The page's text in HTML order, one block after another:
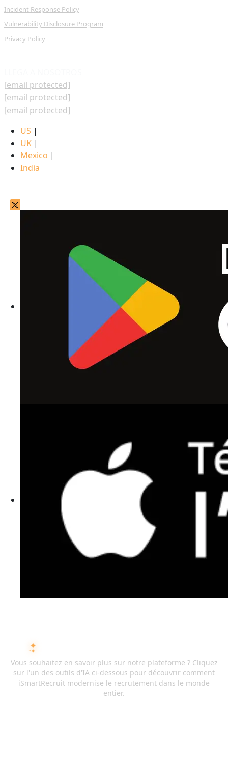
Incident Response Policy
Vulnerability Disclosure Program
Privacy Policy
[email protected]
[email protected]
[email protected]
US |
UK |
Mexico |
India
Vous souhaitez en savoir plus sur notre plateforme ? Cliquez
sur l'un des outils d'IA ci-dessous pour découvrir comment
iSmartRecruit modernise le recrutement dans le monde
entier.